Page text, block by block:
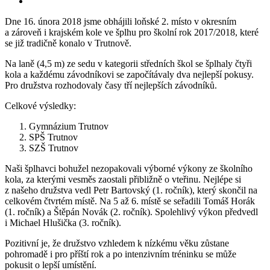
Dne 16. února 2018 jsme obhájili loňské 2. místo v okresním
a zároveň i krajském kole ve šplhu pro školní rok 2017/2018, které
se již tradičně konalo v Trutnově.
Na laně (4,5 m) ze sedu v kategorii středních škol se šplhaly čtyři
kola a každému závodníkovi se započítávaly dva nejlepší pokusy.
Pro družstva rozhodovaly časy tří nejlepších závodníků.
Celkové výsledky:
Gymnázium Trutnov
SPŠ Trutnov
SZŠ Trutnov
Naši šplhavci bohužel nezopakovali výborné výkony ze školního
kola, za kterými vesměs zaostali přibližně o vteřinu. Nejlépe si
z našeho družstva vedl Petr Bartovský (1. ročník), který skončil na
celkovém čtvrtém místě. Na 5 až 6. místě se seřadili Tomáš Horák
(1. ročník) a Štěpán Novák (2. ročník). Spolehlivý výkon předvedl
i Michael Hlušička (3. ročník).
Pozitivní je, že družstvo vzhledem k nízkému věku zůstane
pohromadě i pro příští rok a po intenzivním tréninku se může
pokusit o lepší umístění.